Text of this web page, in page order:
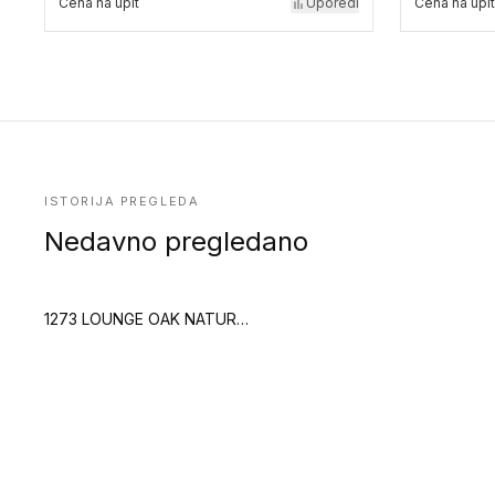
ISTORIJA PREGLEDA
Nedavno pregledano
1273 LOUNGE OAK NATURAL (Creation 70 Clic)